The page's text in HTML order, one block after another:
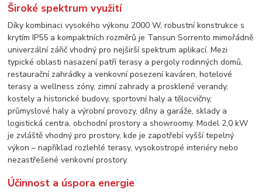
Široké spektrum využití
Díky kombinaci vysokého výkonu 2000 W, robustní konstrukce s
krytím IP55 a kompaktních rozměrů je Tansun Sorrento mimořádně
univerzální zářič vhodný pro nejširší spektrum aplikací. Mezi
typické oblasti nasazení patří terasy a pergoly rodinných domů,
restaurační zahrádky a venkovní posezení kaváren, hotelové
terasy a wellness zóny, zimní zahrady a prosklené verandy,
kostely a historické budovy, sportovní haly a tělocvičny,
průmyslové haly a výrobní provozy, dílny a garáže, sklady a
logistická centra, obchodní prostory a showroomy. Model 2,0 kW
je zvláště vhodný pro prostory, kde je zapotřebí vyšší tepelný
výkon – například rozlehlé terasy, vysokostropé interiéry nebo
nezastřešené venkovní prostory.
Účinnost a úspora energie